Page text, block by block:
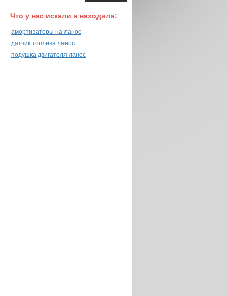
Что у нас искали и находили:
амортизаторы на ланос
датчик топлива ланос
подушка двигателя ланос